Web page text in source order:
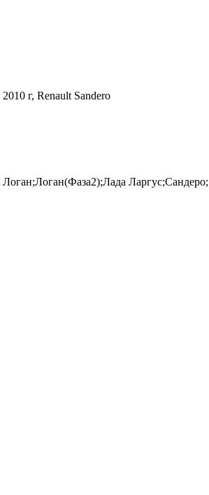
г, Renault Sandero
Ларгус;Сандеро;